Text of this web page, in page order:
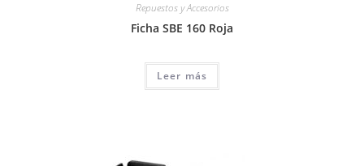
Repuestos y Accesorios
Ficha SBE 160 Roja
Leer más